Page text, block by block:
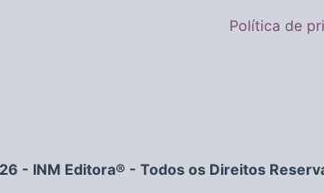
Política de
- INM Editora® - Todos os Direitos